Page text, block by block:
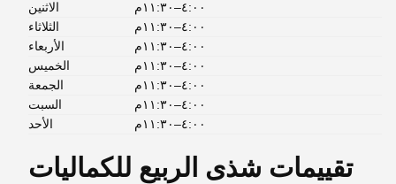
الاثنين
٤:٠٠–١١:٣٠م
الثلاثاء
٤:٠٠–١١:٣٠م
الأربعاء
٤:٠٠–١١:٣٠م
الخميس
٤:٠٠–١١:٣٠م
الجمعة
٤:٠٠–١١:٣٠م
السبت
٤:٠٠–١١:٣٠م
الأحد
٤:٠٠–١١:٣٠م
تقييمات شذى الربيع للكماليات